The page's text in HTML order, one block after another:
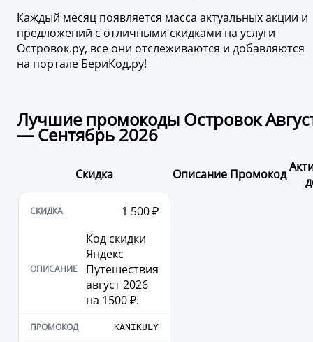
Каждый месяц появляется масса актуальных акции и
предложений с отличными скидками на услуги
Островок.ру, все они отслеживаются и добавляются
на портале БериКод.ру!
Лучшие промокоды Островок
— Сентябрь 2026
Скидка Описание Промокод
1 500 ₽
Код скидки
Яндекс
Путешествия
август 2026
на 1500 ₽.
KANIKULY